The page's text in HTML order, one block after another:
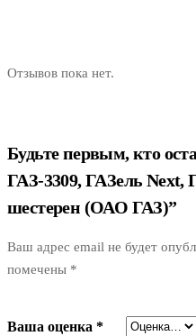
Отзывов пока нет.
Будьте первым, кто
ГАЗ-3309, ГАЗель Next,
шестерен (ОАО ГАЗ)”
Ваш адрес email не будет
помечены *
Ваша оценка *